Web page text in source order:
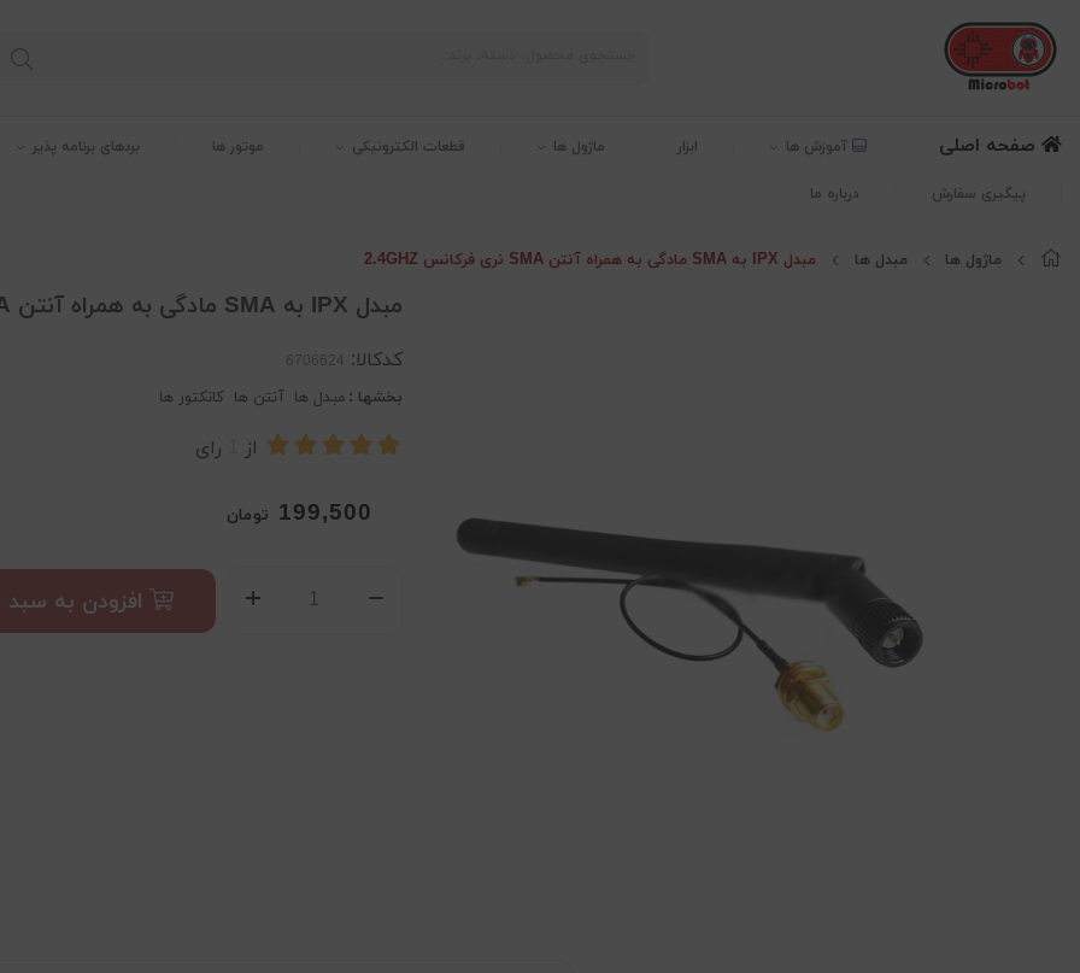
صفحه اصلی آموزش ها ابزار ماژول ها قطعات الکترونیکی موتور ها بردهای برنامه پذیر
پیگیری سفارش درباره ما
ماژول ها مبدل ها مبدل IPX به SMA مادگی به همراه آنتن SMA نری فرکانس 2.4GHZ
مبدل IPX به SMA مادگی به همراه آنتن SMA نری فرکانس 2.4GHZ
کدکالا:
بخشها : مبدل ها آنتن ها کانکتور ها
از رای
199,500 تومان
افزودن به سبد